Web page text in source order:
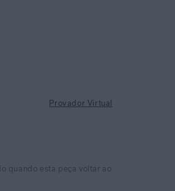
Provador Virtual